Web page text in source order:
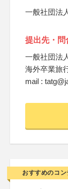
一般社団法
提出先・問
一般社団法
海外卒業旅
mail :
おすすめのコン